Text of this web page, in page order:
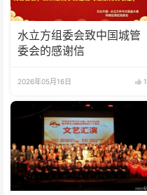
水立方组委会致中国城管
委会的感谢信
2026年05月16日 1